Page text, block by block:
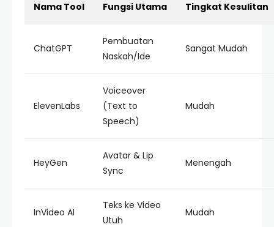
Nama Tool Fungsi Utama Tingkat Kesulitan
ChatGPT
Pembuatan
Naskah/Ide
Sangat Mudah
ElevenLabs
Voiceover
(Text to
Speech)
Mudah
HeyGen
Avatar & Lip
Sync
Menengah
InVideo AI
Teks ke Video
Utuh
Mudah